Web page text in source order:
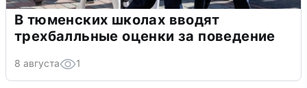
В тюменских школах вводят
трехбалльные оценки за поведение
8 августа 1